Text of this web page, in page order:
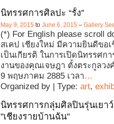
นิทรรศการศิลปะ “รั้ง”
May 9, 2015 to June 6, 2015 – Gallery
(*) For English please scroll
สเคป เชียงใหม่ มีความยินดีขอ
เป็นเกียรติ ในการเปิดนิทรรศกา
งานของคุณเจษฎา ตั้งตระกูลวง
9 พฤษภาคม 2885 เวลา…
Organized by | Type: art,
นิทรรศการกลุ่มศิลปินรุ่นเยาว์
"เชียงรายบ้านฉัน"